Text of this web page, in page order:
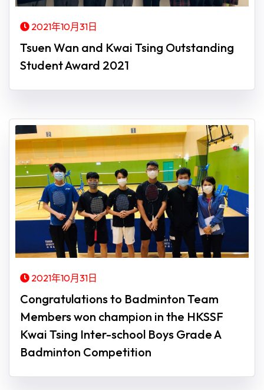
2021年10月31日
Tsuen Wan and Kwai Tsing Outstanding
Student Award 2021
2021年10月31日
Congratulations to Badminton Team
Members won champion in the HKSSF
Kwai Tsing Inter-school Boys Grade A
Badminton Competition